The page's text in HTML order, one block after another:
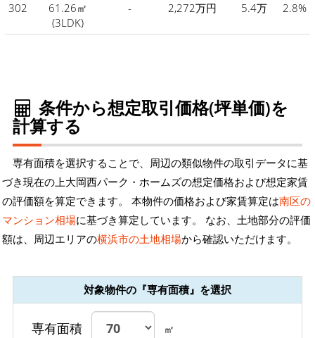
302
61.26㎡
(3LDK)
- 2,272万円 5.4万 2.8%
条件から想定取引価格(坪単価)を
計算する
専有面積を選択することで、周辺の類似物件の取引データに基
づき現在の上大岡西パーク・ホームズの想定価格および想定家賃
の評価額を算定できます。 本物件の価格および家賃算定は南区の
マンション相場に基づき算定しています。 なお、土地部分の評価
額は、周辺エリアの横浜市の土地相場から確認いただけます。
対象物件の『専有面積』を選択
専有面積 ㎡